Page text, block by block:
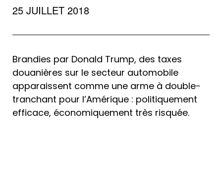
25 JUILLET 2018
Brandies par Donald Trump, des taxes
douanières sur le secteur automobile
apparaissent comme une arme à double-
tranchant pour l’Amérique : politiquement
efficace, économiquement très risquée.